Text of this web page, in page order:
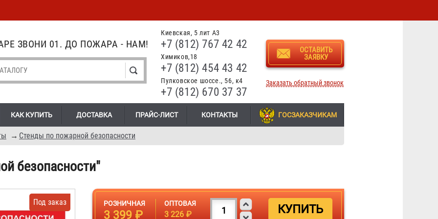
Киевская, 5 лит А3
+7 (812) 767 42 42
Химиков,18
+7 (812) 454 43 42
Пулковское шоссе., 56, к4
+7 (812) 670 37 37
ОСТАВИТЬ
ЗАЯВКУ
Заказать обратный звонок
ЗВОНИ 01. ДО ПОЖАРА - НАМ!
КАК КУПИТЬ ДОСТАВКА ПРАЙС-ЛИСТ КОНТАКТЫ ГОСЗАКАЗЧИКАМ
→ Стенды по пожарной безопасности
безопасности"
Под заказ РОЗНИЧНАЯ
3 399 ₽
ОПТОВАЯ
3 226 ₽